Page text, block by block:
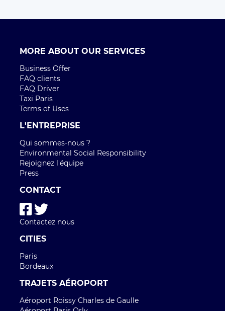
MORE ABOUT OUR SERVICES
Business Offer
FAQ clients
FAQ Driver
Taxi Paris
Terms of Uses
L'ENTREPRISE
Qui sommes-nous ?
Environmental Social Responsibility
Rejoignez l'équipe
Press
CONTACT
Contactez nous
CITIES
Paris
Bordeaux
TRAJETS AÉROPORT
Aéroport Roissy Charles de Gaulle